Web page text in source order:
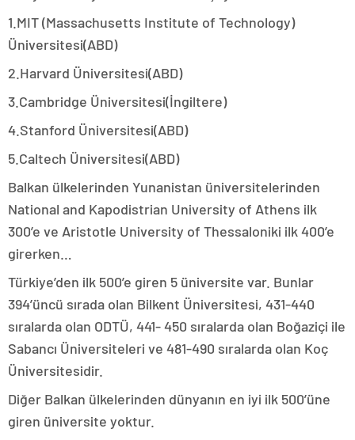
1.MIT (Massachusetts Institute of Technology)
Üniversitesi(ABD)
2.Harvard Üniversitesi(ABD)
3.Cambridge Üniversitesi(İngiltere)
4.Stanford Üniversitesi(ABD)
5.Caltech Üniversitesi(ABD)
Balkan ülkelerinden Yunanistan üniversitelerinden
National and Kapodistrian University of Athens ilk
300’e ve Aristotle University of Thessaloniki ilk 400’e
girerken…
Türkiye’den ilk 500’e giren 5 üniversite var. Bunlar
394’üncü sırada olan Bilkent Üniversitesi, 431-440
sıralarda olan ODTÜ, 441- 450 sıralarda olan Boğaziçi ile
Sabancı Üniversiteleri ve 481-490 sıralarda olan Koç
Üniversitesidir.
Diğer Balkan ülkelerinden dünyanın en iyi ilk 500’üne
giren üniversite yoktur.